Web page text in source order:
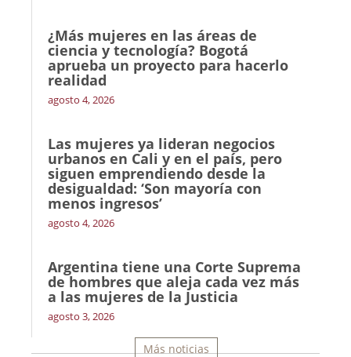
¿Más mujeres en las áreas de
ciencia y tecnología? Bogotá
aprueba un proyecto para hacerlo
realidad
agosto 4, 2026
Las mujeres ya lideran negocios
urbanos en Cali y en el país, pero
siguen emprendiendo desde la
desigualdad: ‘Son mayoría con
menos ingresos’
agosto 4, 2026
Argentina tiene una Corte Suprema
de hombres que aleja cada vez más
a las mujeres de la Justicia
agosto 3, 2026
Más noticias